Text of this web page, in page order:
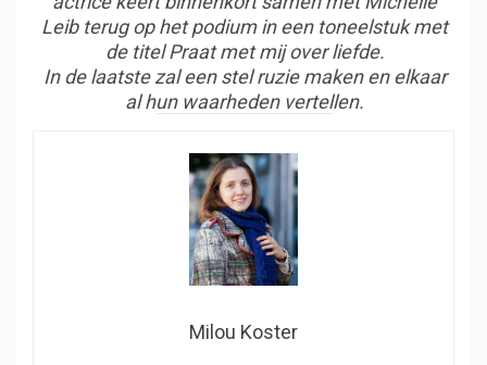
Leib terug op het podium in een toneelstuk met
de titelPraat met mij over liefde.
In de laatste zal een stel ruzie maken en elkaar
al hun waarheden vertellen.
Milou Koster